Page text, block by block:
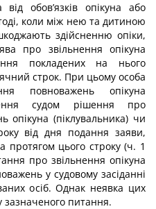
обов’язків опікуна або
коли між нею та дитиною
здійсненню опіки,
про звільнення опікуна
покладених на нього
строк. При цьому особа
повноважень опікуна
судом рішення про
опікуна (піклувальника) чи
від дня подання заяви,
протягом цього строку (ч. 1
про звільнення опікуна
у судовому засіданні
осіб. Однак неявка цих
зазначеного питання.